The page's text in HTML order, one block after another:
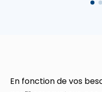
En fonction de vos